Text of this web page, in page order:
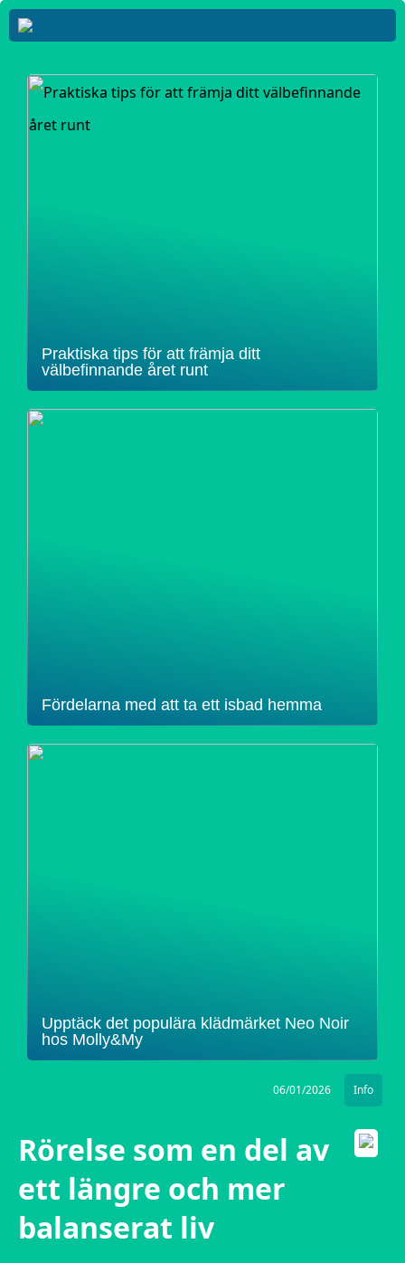
Praktiska tips för att främja ditt
välbefinnande året runt
Fördelarna med att ta ett isbad hemma
Upptäck det populära klädmärket Neo Noir
hos Molly&My
06/01/2026 Info
Rörelse som en del av
ett längre och mer
balanserat liv